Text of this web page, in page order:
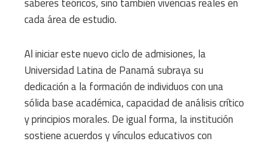
cada área de estudio.
Al iniciar este nuevo ciclo de admisiones, la
Universidad Latina de Panamá subraya su
dedicación a la formación de individuos con una
sólida base académica, capacidad de análisis crítico
y principios morales. De igual forma, la institución
sostiene acuerdos y vínculos educativos con